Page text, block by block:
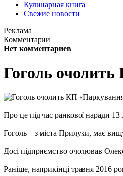
Кулинарная книга
Свежие новости
Реклама
Комментарии
Нет комментариев
Гоголь
Про це під час ранкової наради
Гоголь – з міста Прилуки, має
Досі підприємство очолював
Раніше, наприкінці травня 2016